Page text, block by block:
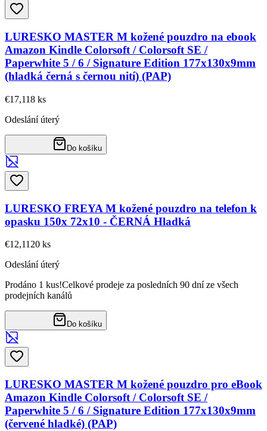
LURESKO MASTER M kožené pouzdro na ebook
Amazon Kindle Colorsoft / Colorsoft SE /
Paperwhite 5 / 6 / Signature Edition 177x130x9mm
(hladká černá s černou nití) (PAP)
€17,118 ks
Odeslání úterý
Do košíku
LURESKO FREYA M kožené pouzdro na telefon k
opasku 150x 72x10 - ČERNÁ Hladká
€12,11 20 ks
Odeslání úterý
Prodáno 1 kus!Celkové prodeje za posledních 90 dní ze všech
prodejních kanálů
Do košíku
LURESKO MASTER M kožené pouzdro pro eBook
Amazon Kindle Colorsoft / Colorsoft SE /
Paperwhite 5 / 6 / Signature Edition 177x130x9mm
(červené hladké) (PAP)